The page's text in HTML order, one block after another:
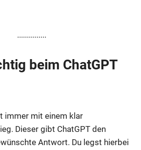
...............
beim ChatGPT
immer mit einem klar
Dieser gibt ChatGPT den
Antwort. Du legst hierbei